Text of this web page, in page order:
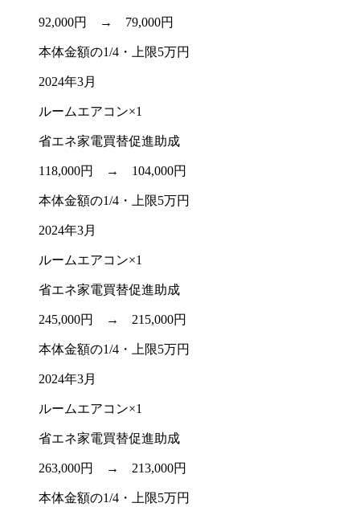
92,000円 → 79,000円
本体金額の1/4・上限5万円
2024年3月
ルームエアコン×1
省エネ家電買替促進助成
118,000円 → 104,000円
本体金額の1/4・上限5万円
2024年3月
ルームエアコン×1
省エネ家電買替促進助成
245,000円 → 215,000円
本体金額の1/4・上限5万円
2024年3月
ルームエアコン×1
省エネ家電買替促進助成
263,000円 → 213,000円
本体金額の1/4・上限5万円